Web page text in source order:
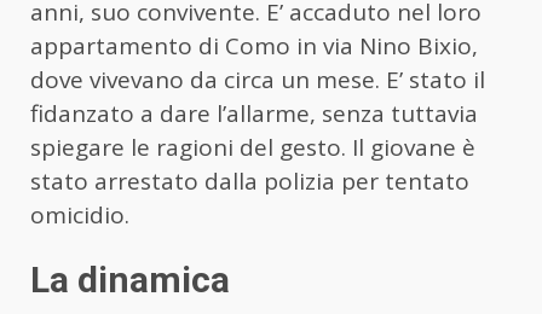
anni, suo convivente. E’ accaduto nel loro
appartamento di Como in via Nino Bixio,
dove vivevano da circa un mese. E’ stato il
fidanzato a dare l’allarme, senza tuttavia
spiegare le ragioni del gesto. Il giovane è
stato arrestato dalla polizia per tentato
omicidio.
La dinamica